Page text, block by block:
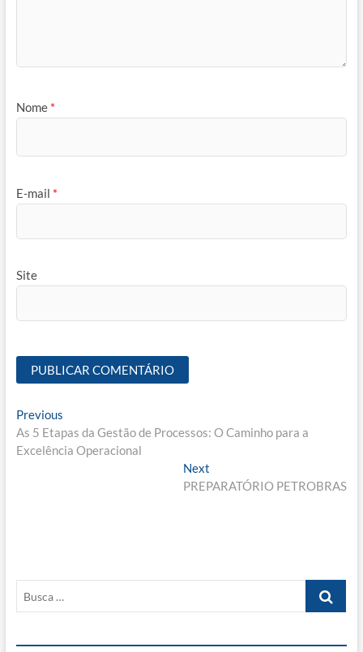
Nome *
E-mail *
Site
Navegação
de
PreviousPrevious
post:
As 5 Etapas da Gestão de Processos: O Caminho para a
Excelência Operacional
Next
post:
PREPARATÓRIO PETROBRAS
Busca